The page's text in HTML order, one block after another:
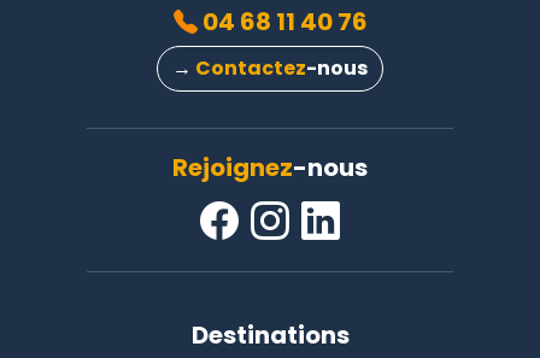
Rejoignez-nous
04 68 11 40 76
→ Contactez-nous
Destinations